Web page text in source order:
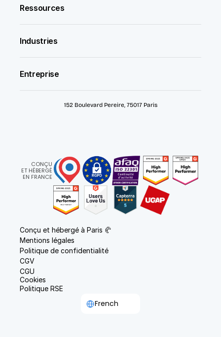
Ressources
Industries
Entreprise
152 Boulevard Pereire, 75017 Paris
CONÇU
ET HÉBERGÉ
EN FRANCE
Conçu et hébergé à Paris 🥐
Mentions légales
Politique de confidentialité
CGV
CGU
Cookies
Politique RSE
French